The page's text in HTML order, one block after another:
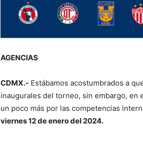
AGENCIAS
CDMX.- Estábamos acostumbrados a
inaugurales del torneo, sin embargo,
un poco más por las competencias
viernes 12 de enero del 2024.